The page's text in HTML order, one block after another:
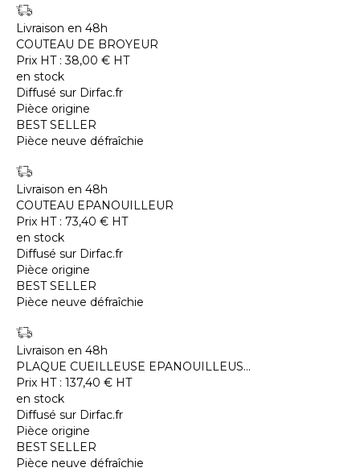
Livraison en 48h
COUTEAU DE BROYEUR
Prix HT :38,00 € HT
en stock
Diffusé sur Dirfac.fr
Pièce origine
BEST SELLER
Pièce neuve défraîchie
Livraison en 48h
COUTEAU EPANOUILLEUR
Prix HT : 73,40 € HT
en stock
Diffusé sur Dirfac.fr
Pièce origine
BEST SELLER
Pièce neuve défraîchie
Livraison en 48h
PLAQUE CUEILLEUSE EPANOUILLEUS...
Prix HT : 137,40 € HT
en stock
Diffusé sur Dirfac.fr
Pièce origine
BEST SELLER
Pièce neuve défraîchie